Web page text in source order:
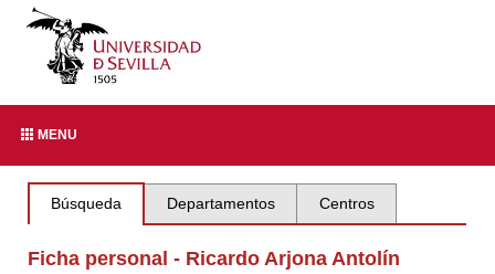
MENU
Búsqueda Departamentos Centros
Ficha personal - Ricardo Arjona Antolín